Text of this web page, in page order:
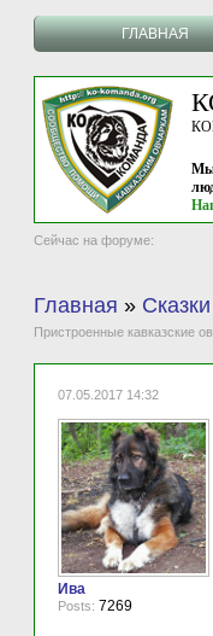
ГЛАВНАЯ
Мы
Сейчас на форуме:
Главная »
Пристроенные кавказские
07.05.2017 14:32
Ива
Posts: 7269